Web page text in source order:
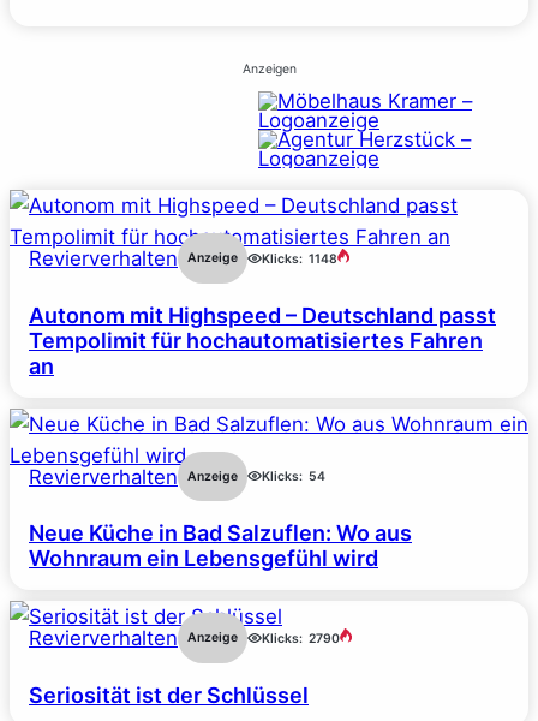
Anzeigen
Revierverhalten Anzeige Klicks: 1148
Autonom mit Highspeed – Deutschland passt
Tempolimit für hochautomatisiertes Fahren
an
Revierverhalten Anzeige Klicks: 54
Neue Küche in Bad Salzuflen: Wo aus
Wohnraum ein Lebensgefühl wird
Revierverhalten Anzeige Klicks: 2790
Seriosität ist der Schlüssel